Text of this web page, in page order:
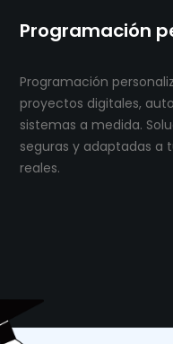
Programación
Programación
proyectos digitales,
sistemas a medida.
seguras y adaptadas a
reales.